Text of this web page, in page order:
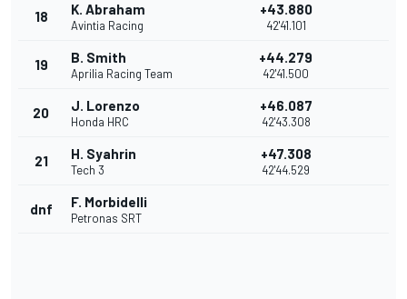
18 K. Abraham
Avintia Racing
+43.880
42'41.101
19 B. Smith
Aprilia Racing Team
+44.279
42'41.500
20 J. Lorenzo
Honda HRC
+46.087
42'43.308
21 H. Syahrin
Tech 3
+47.308
42'44.529
dnf F. Morbidelli
Petronas SRT